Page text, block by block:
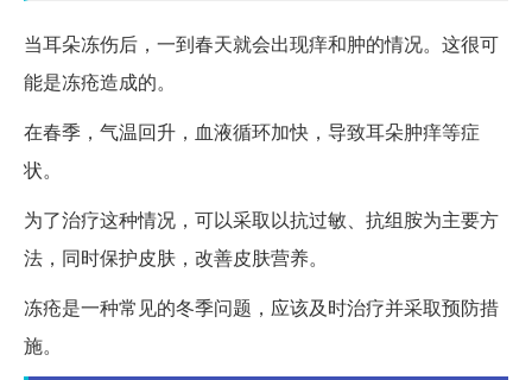
当耳朵冻伤后，一到春天就会出现痒和肿的情况。这很可
能是冻疮造成的。
在春季，气温回升，血液循环加快，导致耳朵肿痒等症
状。
为了治疗这种情况，可以采取以抗过敏、抗组胺为主要方
法，同时保护皮肤，改善皮肤营养。
冻疮是一种常见的冬季问题，应该及时治疗并采取预防措
施。